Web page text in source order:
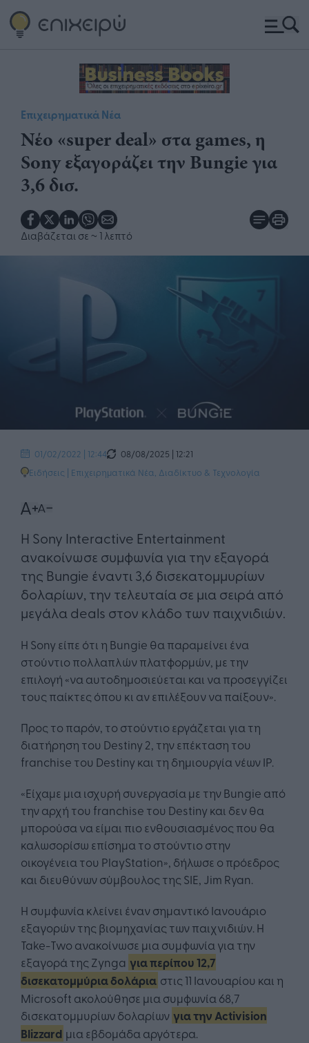
Επιχειρηματικά Νέα
Νέο «super deal» στα games, η
Sony εξαγοράζει την Bungie για
3,6 δισ.
Διαβάζεται σε ~ 1 λεπτό
01/02/2022 | 12:44
08/08/2025 | 12:21
Ειδήσεις | Επιχειρηματικά Νέα Διαδίκτυο & Τεχνολογία
​Η Sony Interactive Entertainment
ανακοίνωσε συμφωνία για την εξαγορά
της Bungie έναντι 3,6 δισεκατομμυρίων
δολαρίων, την τελευταία σε μια σειρά από
μεγάλα deals στον κλάδο των παιχνιδιών.
Η Sony είπε ότι η Bungie θα παραμείνει ένα
στούντιο πολλαπλών πλατφορμών, με την
επιλογή «να αυτοδημοσιεύεται και να προσεγγίζει
τους παίκτες όπου κι αν επιλέξουν να παίξουν».
Προς το παρόν, το στούντιο εργάζεται για τη
διατήρηση του Destiny 2, την επέκταση του
franchise του Destiny και τη δημιουργία νέων IP.
«Είχαμε μια ισχυρή συνεργασία με την Bungie από
την αρχή του franchise του Destiny και δεν θα
μπορούσα να είμαι πιο ενθουσιασμένος που θα
καλωσορίσω επίσημα το στούντιο στην
οικογένεια του PlayStation», δήλωσε ο πρόεδρος
και διευθύνων σύμβουλος της SIE, Jim Ryan.
Η συμφωνία κλείνει έναν σημαντικό Ιανουάριο
εξαγορών της βιομηχανίας των παιχνιδιών. Η
Take-Two ανακοίνωσε μια συμφωνία για την
εξαγορά της Zynga για περίπου 12,7
δισεκατομμύρια δολάρια στις 11 Ιανουαρίου και η
Microsoft ακολούθησε μια συμφωνία 68,7
δισεκατομμυρίων δολαρίων για την Activision
Blizzard μια εβδομάδα αργότερα.